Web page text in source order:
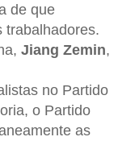
de que
trabalhadores.
Jiang Zemin,
no Partido
o Partido
as